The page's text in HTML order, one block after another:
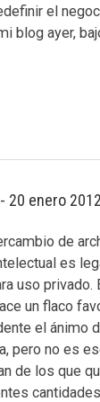
el
blog ayer,
- 20 enero
de
es
uso privado.
un flaco
el ánimo
pero no es
de los que